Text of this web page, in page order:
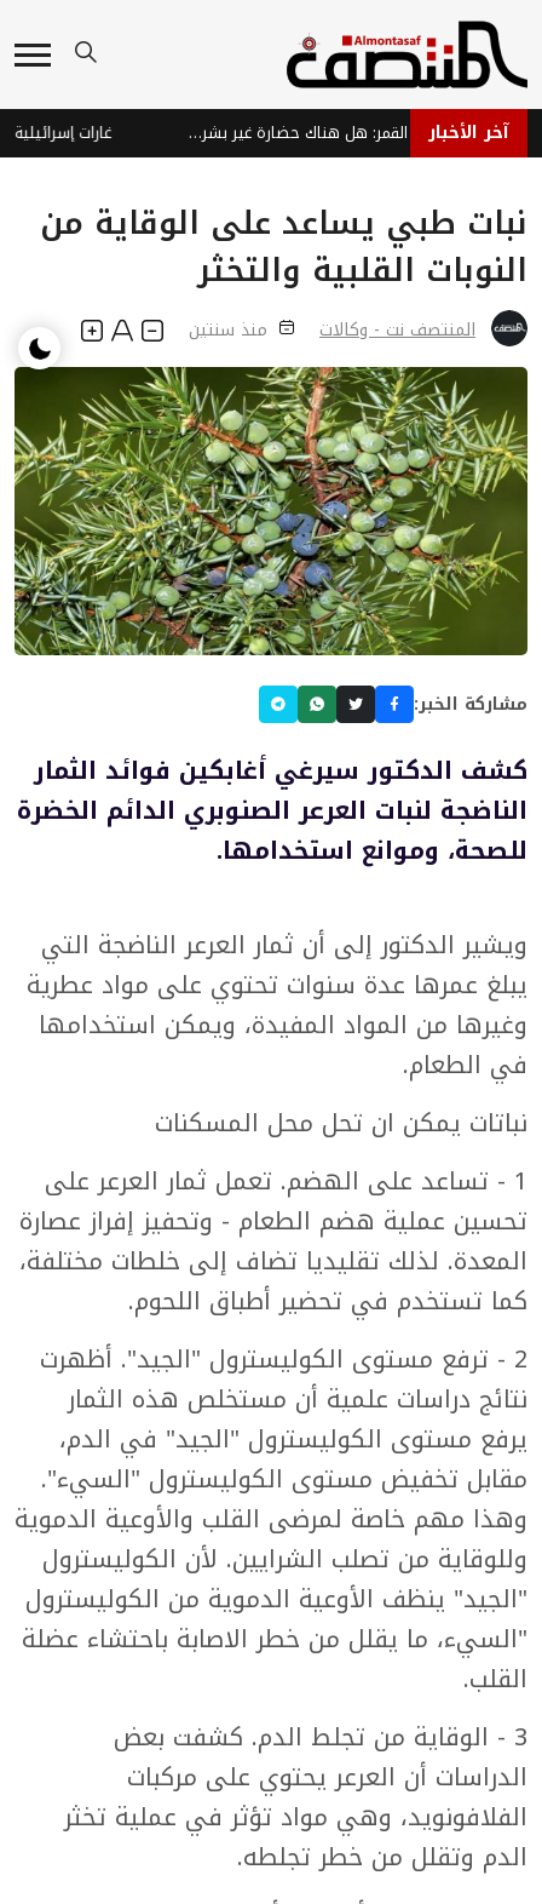
آخر الأخبار اكتشافات مذهلة قرب القمر: هل هناك حضارة غير بشرية؟
نبات طبي يساعد على الوقاية من
النوبات القلبية والتخثر
المنتصف نت - وكالات منذ سنتين
مشاركة الخبر:
كشف الدكتور سيرغي أغابكين فوائد الثمار
الناضجة لنبات العرعر الصنوبري الدائم الخضرة
للصحة، وموانع استخدامها.
ويشير الدكتور إلى أن ثمار العرعر الناضجة التي
يبلغ عمرها عدة سنوات تحتوي على مواد عطرية
وغيرها من المواد المفيدة، ويمكن استخدامها
في الطعام.
نباتات يمكن ان تحل محل المسكنات
1 - تساعد على الهضم. تعمل ثمار العرعر على
تحسين عملية هضم الطعام - وتحفيز إفراز عصارة
المعدة. لذلك تقليديا تضاف إلى خلطات مختلفة،
كما تستخدم في تحضير أطباق اللحوم.
2 - ترفع مستوى الكوليسترول "الجيد". أظهرت
نتائج دراسات علمية أن مستخلص هذه الثمار
يرفع مستوى الكوليسترول "الجيد" في الدم،
مقابل تخفيض مستوى الكوليسترول "السيء".
وهذا مهم خاصة لمرضى القلب والأوعية الدموية
وللوقاية من تصلب الشرايين. لأن الكوليسترول
"الجيد" ينظف الأوعية الدموية من الكوليسترول
"السيء، ما يقلل من خطر الاصابة باحتشاء عضلة
القلب.
3 - الوقاية من تجلط الدم. كشفت بعض
الدراسات أن العرعر يحتوي على مركبات
الفلافونويد، وهي مواد تؤثر في عملية تخثر
الدم وتقلل من خطر تجلطه.